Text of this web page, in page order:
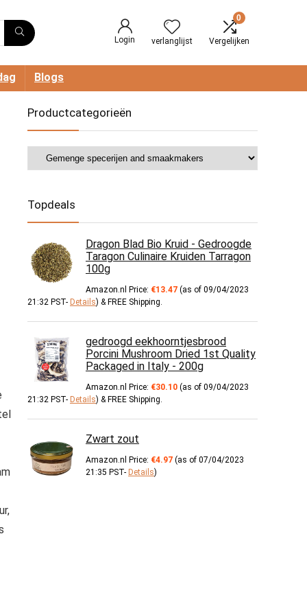
Login verlanglijst
0
Vergelijken
Blogs
Productcategorieën
Topdeals
Dragon Blad Bio Kruid - Gedroogde
Taragon Culinaire Kruiden Tarragon
100g
Amazon.nl Price: €13.47 (as of 09/04/2023
21:32 PST- Details) & FREE Shipping.
gedroogd eekhoorntjesbrood
Porcini Mushroom Dried 1st Quality
Packaged in Italy - 200g
Amazon.nl Price: €30.10 (as of 09/04/2023
21:32 PST- Details) & FREE Shipping.
Zwart zout
Amazon.nl Price: €4.97 (as of 07/04/2023
21:35 PST- Details)